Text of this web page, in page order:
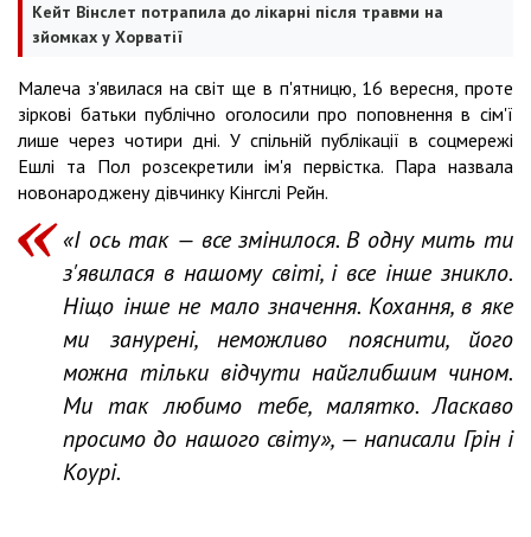
Кейт Вінслет потрапила до лікарні після травми на
зйомках у Хорватії
Малеча з'явилася на світ ще в п'ятницю, 16 вересня, проте
зіркові батьки публічно оголосили про поповнення в сім'ї
лише через чотири дні. У спільній публікації в соцмережі
Ешлі та Пол розсекретили ім'я первістка. Пара назвала
новонароджену дівчинку Кінгслі Рейн.
«І ось так — все змінилося. В одну мить ти
з'явилася в нашому світі, і все інше зникло.
Ніщо інше не мало значення. Кохання, в яке
ми занурені, неможливо пояснити, його
можна тільки відчути найглибшим чином.
Ми так любимо тебе, малятко. Ласкаво
просимо до нашого світу», — написали Грін і
Коурі.